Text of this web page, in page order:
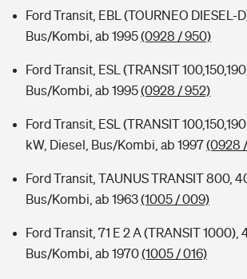
Ford Transit, EBL (TOURNEO DIESEL-
Bus/Kombi, ab 1995(0928 / 950)
Ford Transit, ESL (TRANSIT
Bus/Kombi, ab 1995(0928 / 952)
Ford Transit, ESL (TRANSIT
kW, Diesel, Bus/Kombi, ab 1997(0928
Ford Transit, TAUNUS TRANSIT 800,
Bus/Kombi, ab 1963(1005 / 009)
Ford Transit, 71 E 2 A (TRANSIT 1000),
Bus/Kombi, ab 1970(1005 / 016)